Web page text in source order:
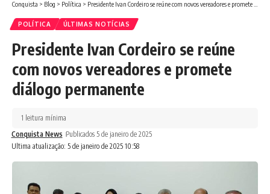
Conquista > Blog > Política > Presidente Ivan Cordeiro se reúne com novos vereadores e promete diálogo permanente
POLÍTICA ÚLTIMAS NOTÍCIAS
Presidente Ivan Cordeiro se reúne
com novos vereadores e promete
diálogo permanente
Ultima atualização: 5 de janeiro de 2025 10:58
Conquista News Publicados 5 de janeiro de 2025
1 leitura mínima